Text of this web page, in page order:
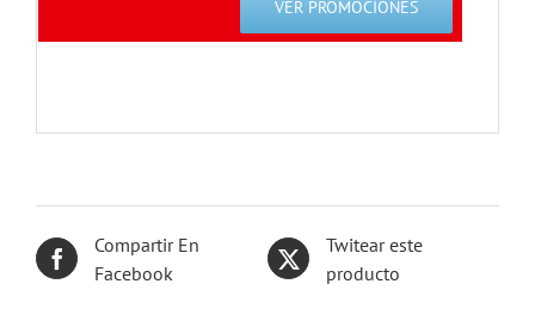
VER PROMOCIONES
Compartir En
Facebook
Twitear este
producto